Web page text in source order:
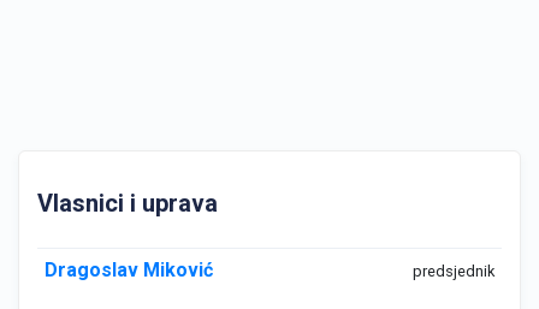
Vlasnici i uprava
Dragoslav Miković predsjednik